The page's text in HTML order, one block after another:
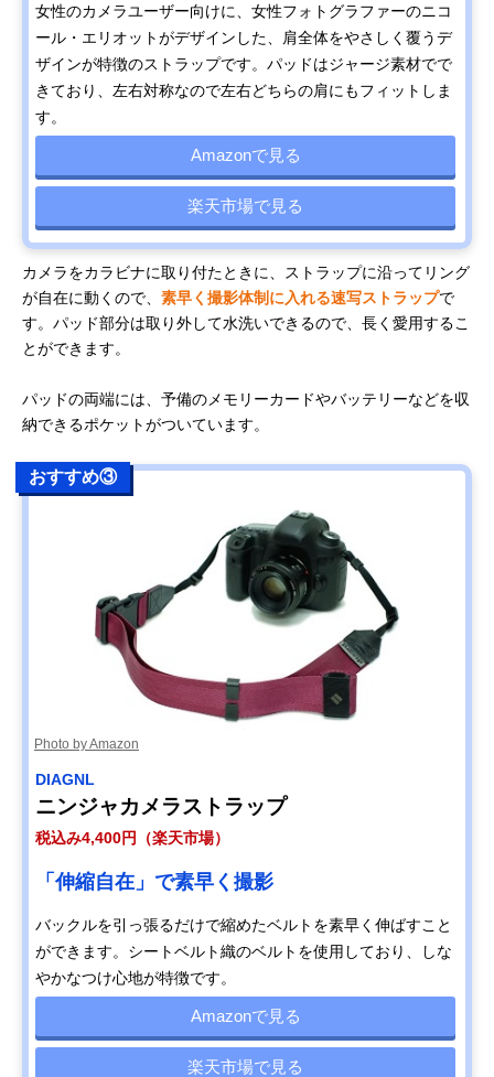
女性のカメラユーザー向けに、女性フォトグラファーのニコ
ール・エリオットがデザインした、肩全体をやさしく覆うデ
ザインが特徴のストラップです。パッドはジャージ素材でで
きており、左右対称なので左右どちらの肩にもフィットしま
す。
Amazonで見る
楽天市場で見る
カメラをカラビナに取り付たときに、ストラップに沿ってリング
が自在に動くので、 素早く撮影体制に入れる速写ストラップで
す。パッド部分は取り外して水洗いできるので、長く愛用するこ
とができます。
パッドの両端には、予備のメモリーカードやバッテリーなどを収
納できるポケットがついています。
おすすめ③
Photo by Amazon
DIAGNL
ニンジャカメラストラップ
税込み4,400円（楽天市場）
「伸縮自在」で素早く撮影
バックルを引っ張るだけで縮めたベルトを素早く伸ばすこと
ができます。シートベルト織のベルトを使用しており、しな
やかなつけ心地が特徴です。
Amazonで見る
楽天市場で見る